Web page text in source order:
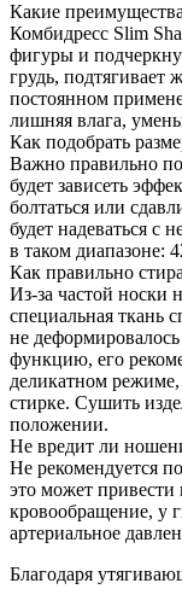
Какие
Комбидресс Slim
фигуры и
грудь, подтягивает
постоянном
лишняя влага,
Как подобрать
Важно правильно
будет зависеть
болтаться или
будет надеваться с
в таком диапазоне:
Как правильно
Из-за частой носки
специальная ткань
не
функцию, его
деликатном
стирке. Сушить
положении.
Не вредит ли
Не рекомендуется
это может привести
кровообращение, у
артериальное
Благодаря